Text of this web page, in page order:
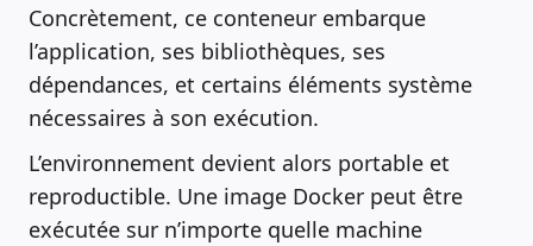
Concrètement, ce conteneur embarque
l’application, ses bibliothèques, ses
dépendances, et certains éléments système
nécessaires à son exécution.
L’environnement devient alors portable et
reproductible. Une image Docker peut être
exécutée sur n’importe quelle machine